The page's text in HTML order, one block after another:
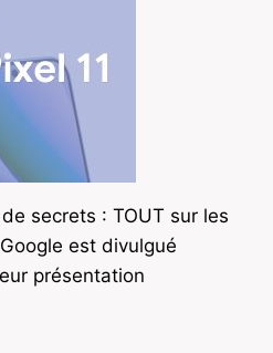
de secrets : TOUT sur les
est divulgué
présentation